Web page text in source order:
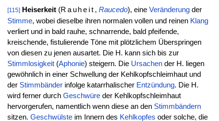
[115] Heiserkeit(Rauheit ,Raucedo), eineVeränderung der
Stimme, wobei dieselbe ihren normalen vollen und reinen Klang
verliert und in bald rauhe, schnarrende, bald pfeifende,
kreischende, fistulierende Töne mit plötzlichem Überspringen
von diesen zu jenen ausartet. Die H. kann sich bis zur
Stimmlosigkeit(Aphonie) steigern. Die Ursachender H. liegen
gewöhnlich in einer Schwellung der Kehlkopfschleimhaut und
der Stimmbänderinfolge katarrhalischer Entzündung. Die H.
wird ferner durch Geschwüreder Kehlkopfschleimhaut
hervorgerufen, namentlich wenn diese an den Stimmbändern
sitzen. Geschwülsteim Innern des Kehlkopfes oder solche, die